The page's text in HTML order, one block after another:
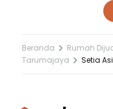
Beranda Rumah
Tarumajaya
Setia